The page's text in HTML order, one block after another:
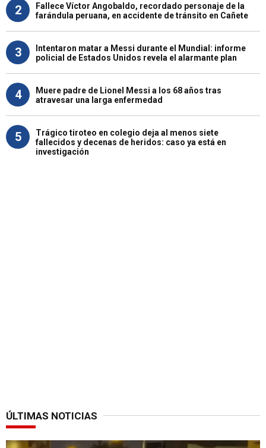
2
Fallece Víctor Angobaldo, recordado personaje de la
farándula peruana, en accidente de tránsito en Cañete
3
Intentaron matar a Messi durante el Mundial: informe
policial de Estados Unidos revela el alarmante plan
4
Muere padre de Lionel Messi a los 68 años tras
atravesar una larga enfermedad
5
Trágico tiroteo en colegio deja al menos siete
fallecidos y decenas de heridos: caso ya está en
investigación
ÚLTIMAS NOTICIAS